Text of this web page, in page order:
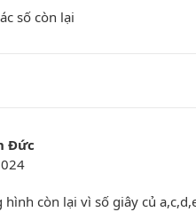
số còn lại
Đức
hình còn lại vì số giây củ